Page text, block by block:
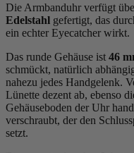
Die Armbanduhr verfügt
Edelstahl gefertigt, das
ein echter Eyecatcher wirkt.
Das runde Gehäuse ist 46
schmückt, natürlich
nahezu jedes Handgelenk.
Lünette dezent ab, ebenso
Gehäuseboden der Uhr
verschraubt, der den
setzt.